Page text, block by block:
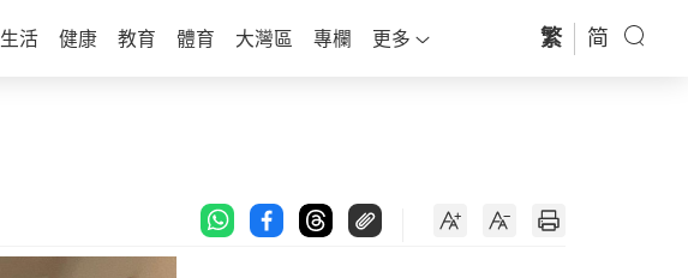
生活 健康 教育 體育 大灣區 專欄 更多 繁 简